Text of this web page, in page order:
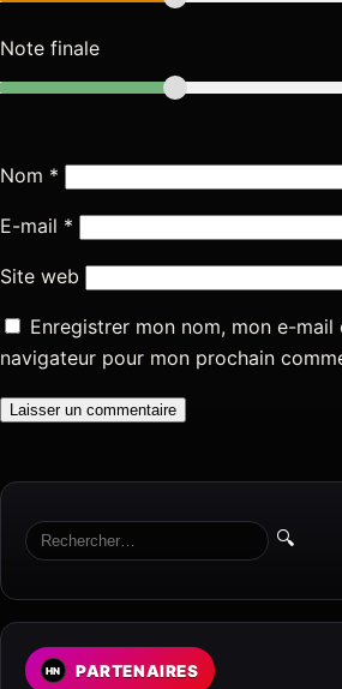
Note finale
Nom *
E-mail *
Site web
Enregistrer mon nom, mon e-
navigateur pour mon prochain
🔍
PARTENAIRES